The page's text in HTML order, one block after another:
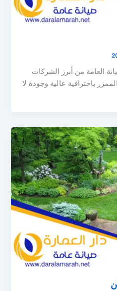
العامة من أبرز الشركات
باحترافية عالية وجودة لا